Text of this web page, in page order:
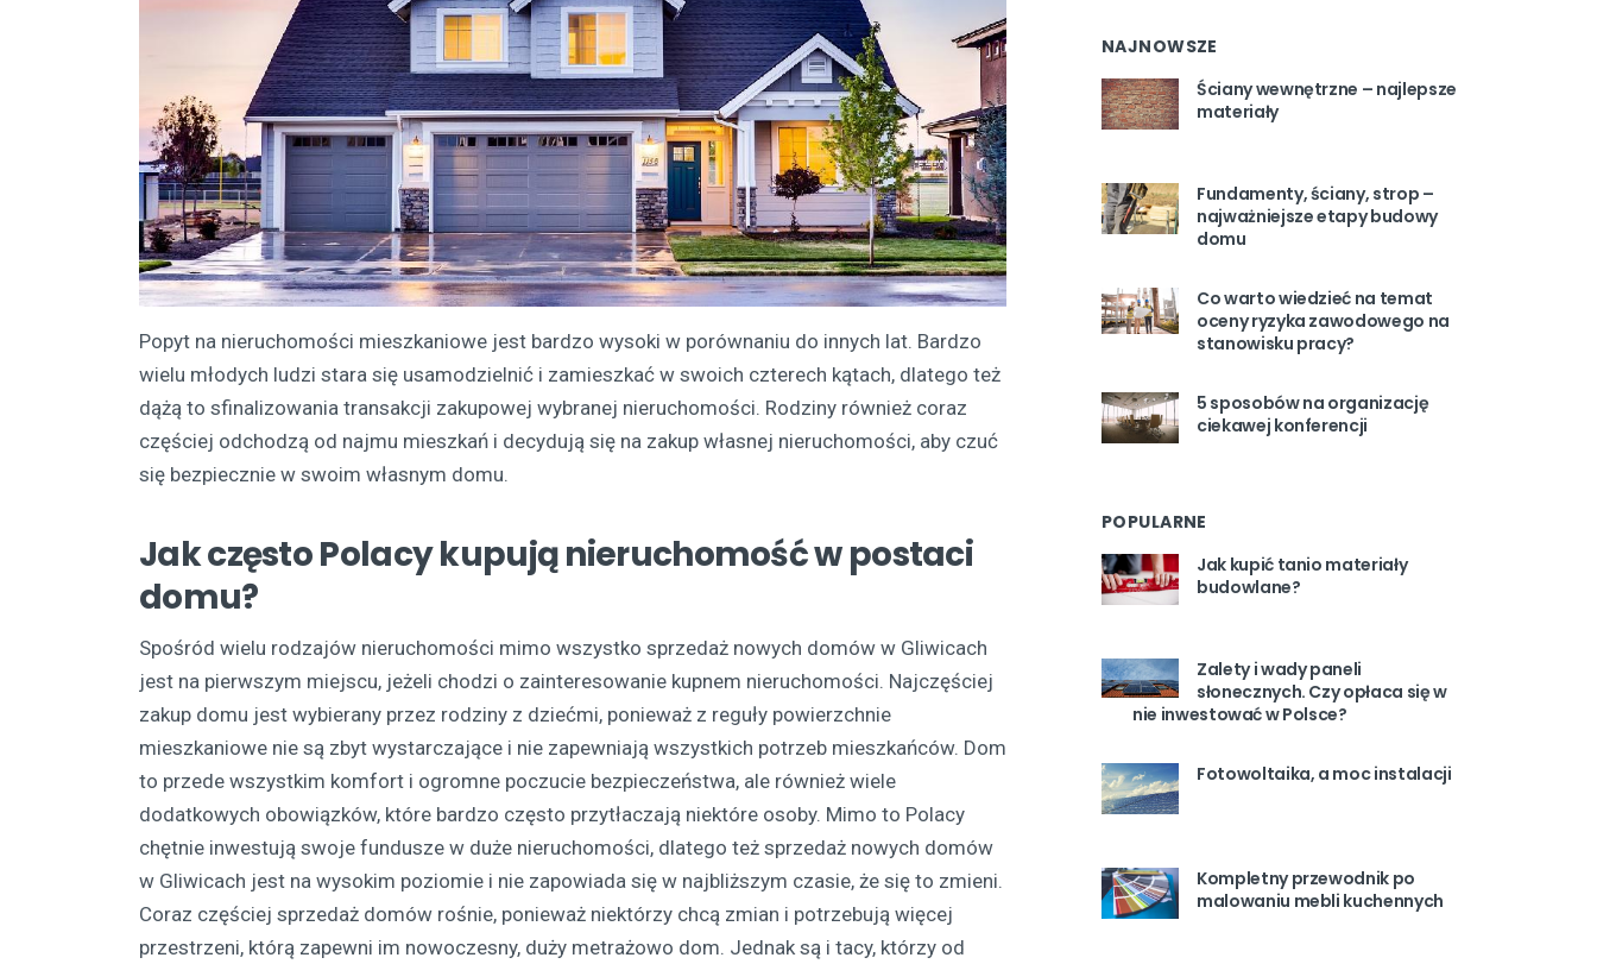
Popyt na nieruchomości mieszkaniowe jest bardzo wysoki w porównaniu do innych lat. Bardzo
wielu młodych ludzi stara się usamodzielnić i zamieszkać w swoich czterech kątach, dlatego też
dążą to sfinalizowania transakcji zakupowej wybranej nieruchomości. Rodziny również coraz
częściej odchodzą od najmu mieszkań i decydują się na zakup własnej nieruchomości, aby czuć
się bezpiecznie w swoim własnym domu.
Jak często Polacy kupują nieruchomość w postaci
domu?
Spośród wielu rodzajów nieruchomości mimo wszystko sprzedaż nowych domów w Gliwicach
jest na pierwszym miejscu, jeżeli chodzi o zainteresowanie kupnem nieruchomości. Najczęściej
zakup domu jest wybierany przez rodziny z dziećmi, ponieważ z reguły powierzchnie
mieszkaniowe nie są zbyt wystarczające i nie zapewniają wszystkich potrzeb mieszkańców. Dom
to przede wszystkim komfort i ogromne poczucie bezpieczeństwa, ale również wiele
dodatkowych obowiązków, które bardzo często przytłaczają niektóre osoby. Mimo to Polacy
chętnie inwestują swoje fundusze w duże nieruchomości, dlatego też sprzedaż nowych domów
w Gliwicach jest na wysokim poziomie i nie zapowiada się w najbliższym czasie, że się to zmieni.
Coraz częściej sprzedaż domów rośnie, ponieważ niektórzy chcą zmian i potrzebują więcej
przestrzeni, którą zapewni im nowoczesny, duży metrażowo dom. Jednak są i tacy, którzy od
NAJNOWSZE
Ściany wewnętrzne – najlepsze
materiały
Fundamenty, ściany, strop –
najważniejsze etapy budowy
domu
Co warto wiedzieć na temat
oceny ryzyka zawodowego na
stanowisku pracy?
5 sposobów na organizację
ciekawej konferencji
POPULARNE
Jak kupić tanio materiały
budowlane?
Zalety i wady paneli
słonecznych. Czy opłaca się w
nie inwestować w Polsce?
Fotowoltaika, a moc instalacji
Kompletny przewodnik po
malowaniu mebli kuchennych